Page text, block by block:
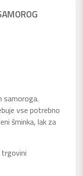
samoroga.
vse potrebno
šminka, lak za
trgovini